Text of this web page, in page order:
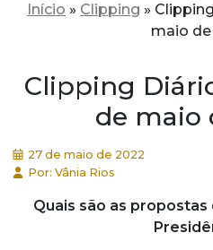
Início » Clipping »
maio
Clipping
de maio
27 de maio de 2022
Por: Vânia Rios
Quais são as